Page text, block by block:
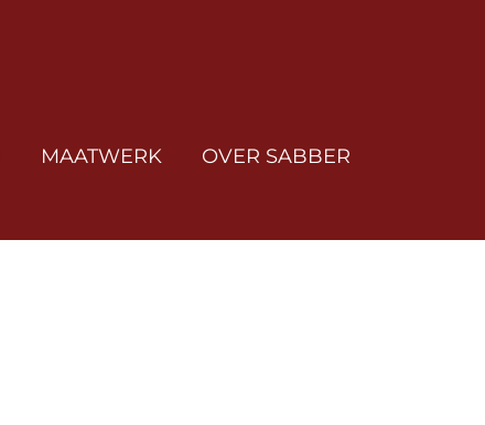
MAATWERK
OVER SABBER